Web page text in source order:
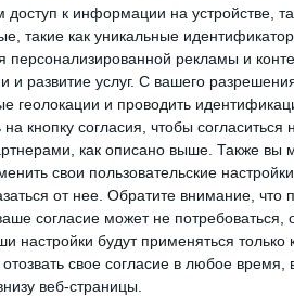
к информации на устройстве,
такие как уникальные
рекламы и
и развитие услуг. С вашего
геолокации и проводить
кнопку согласия, чтобы согласиться
как описано выше. Также вы
свои пользовательские
от нее. Обратите внимание, что
согласие может не потребоваться,
настройки будут применяться только
свое согласие в любое время,
веб-страницы.